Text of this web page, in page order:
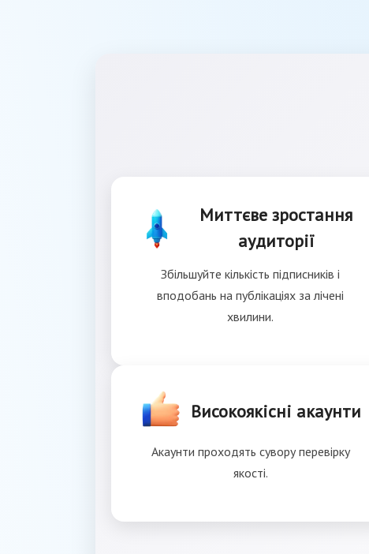
Миттєве зростання
аудиторії
Збільшуйте кількість підписників і
вподобань на публікаціях за лічені
хвилини.
Високоякісні акаунти
Акаунти проходять сувору перевірку
якості.